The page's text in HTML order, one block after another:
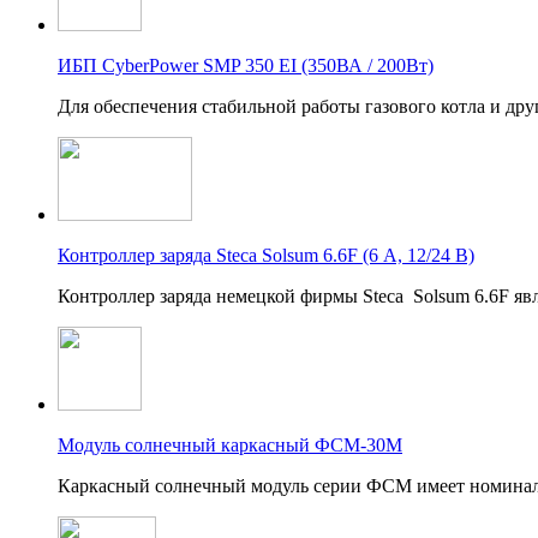
ИБП CyberPower SMP 350 EI (350ВА / 200Вт)
Для обеспечения стабильной работы газового котла и
Контроллер заряда Steca Solsum 6.6F (6 А, 12/24 В)
Контроллер заряда немецкой фирмы Steca Solsum 6.6F
Модуль солнечный каркасный ФСМ-30М
Каркасный солнечный модуль серии ФСМ имеет